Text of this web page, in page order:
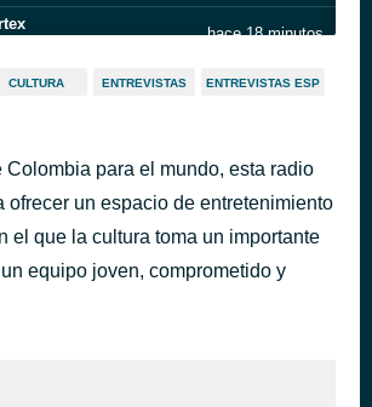
hace 18 minutos
hace 24 minutos
hace 42 minutos
CULTURA ENTREVISTAS ENTREVISTAS ESP
Colombia para el mundo, esta radio
ofrecer un espacio de entretenimiento
el que la cultura toma un importante
un equipo joven, comprometido y